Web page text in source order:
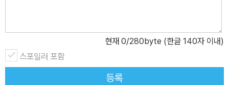
현재 0/280byte (한글 140자 이내)
스포일러 포함
등록